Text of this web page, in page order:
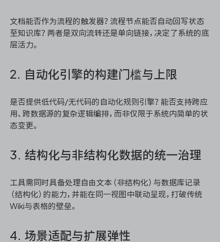
文档能否作为流程的触发器？流程节点能否自动回写状态
至知识库？两者是双向流转还是单向链接，决定了系统的底
层活力。
2. 自动化引擎的构建门槛与上限
是否提供低代码/无代码的自动化规则引擎？能否支持跨应
用、跨数据源的复杂逻辑编排，而非仅限于系统内简单的状
态变更。
3. 结构化与非结构化数据的统一治理
工具需同时具备处理自由文本（非结构化）与数据库记录
（结构化）的能力，并能在同一视图中联动呈现，打破传统
Wiki与表格的壁垒。
4. 场景适配与扩展弹性